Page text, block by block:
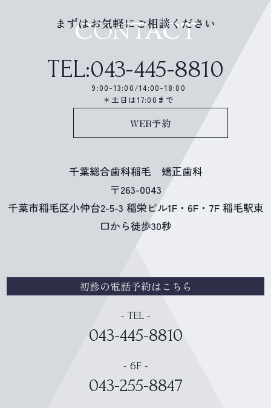
CONTACT
まずはお気軽にご相談ください
TEL:043-445-8810
9:00-13:00/14:00-18:00
＊土日は17:00まで
WEB予約
千葉総合歯科稲毛 矯正歯科
〒263-0043
千葉市稲毛区小仲台2-5-3 稲栄ビル1F・6F・7F 稲毛駅東
口から徒歩30秒
初診の電話予約はこちら
- TEL -
043-445-8810
- 6F -
043-255-8847